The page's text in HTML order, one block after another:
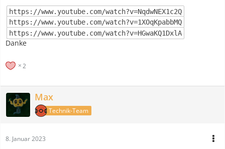
https://www.youtube.com/watch?v=NqdwNEX1c2Q
https://www.youtube.com/watch?v=1XOqKpabbMQ
https://www.youtube.com/watch?v=HGwaKQ1DxlA
Danke
2
Max
Technik-Team
8. Januar 2023